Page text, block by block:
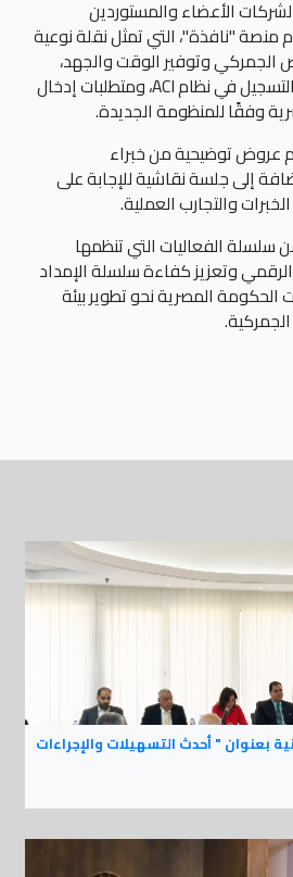
الأعضاء والمستوردين
منصة "نافذة"، التي تمثل نقلة نوعية
الجمركي وتوفير الوقت والجهد،
بالإضافة إلى شرح خطوات التسجيل في نظام ACI، ومتطلبات إدخال
وفقًا للمنظومة الجديدة.
عروض توضيحية من خبراء
إلى جلسة نقاشية للإجابة على
والتجارب العملية.
الفعاليات التي تنظمها
وتعزيز كفاءة سلسلة الإمداد
الحكومة المصرية نحو تطوير بيئة
بعنوان " أحدث التسهيلات والإجراءات